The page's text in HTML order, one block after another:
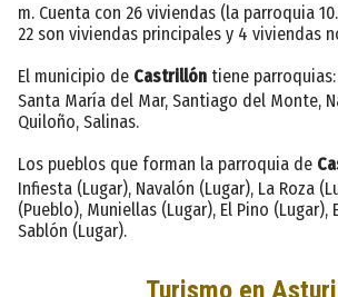
m. Cuenta con 26 viviendas (la parroquia
22 son viviendas principales y 4 viviendas
El municipio de Castrillón tiene parroquias:
Santa María del Mar, Santiago del Monte,
Quiloño, Salinas.
Los pueblos que forman la parroquia de
Infiesta (Lugar), Navalón (Lugar), La Roza
(Pueblo), Muniellas (Lugar), El Pino (Lugar),
Sablón (Lugar).